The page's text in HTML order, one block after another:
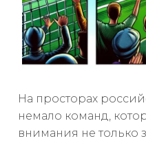
На просторах
немало команд,
внимания не только